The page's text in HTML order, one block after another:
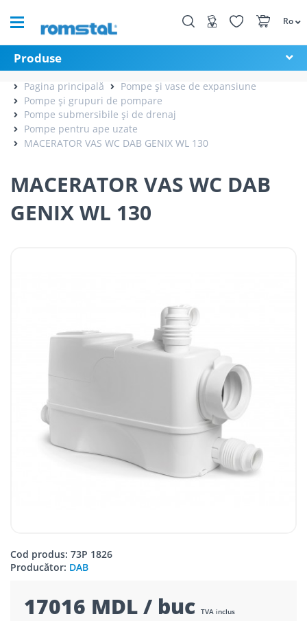
Ro
Produse
Pagina principală
Pompe și vase de expansiune
Pompe și grupuri de pompare
Pompe submersibile și de drenaj
Pompe pentru ape uzate
MACERATOR VAS WC DAB GENIX WL 130
MACERATOR VAS WC DAB
GENIX WL 130
Cod produs: 73P 1826
Producător: DAB
17016 MDL / buc TVA inclus